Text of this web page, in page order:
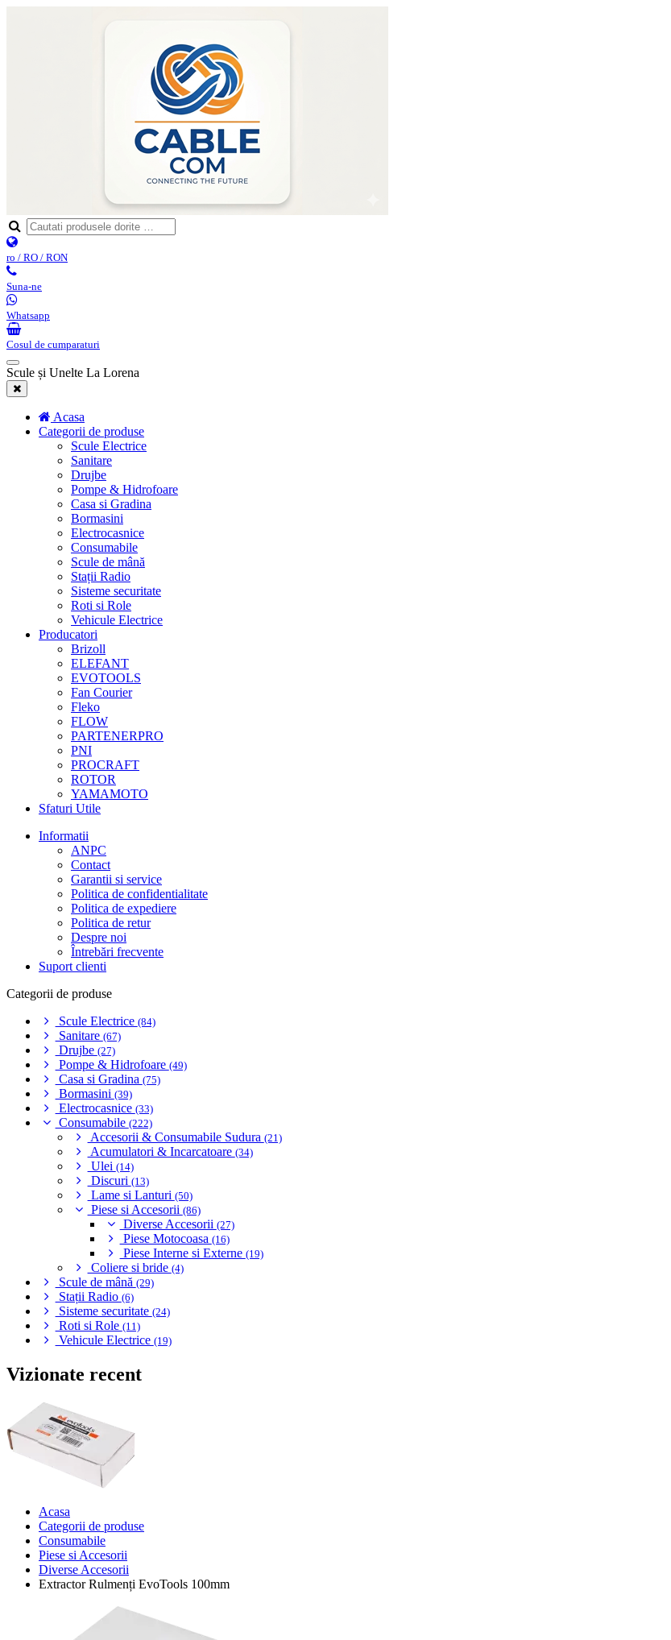
ro / RO / RON
Suna-ne
Whatsapp
Cosul de cumparaturi
Scule și Unelte La Lorena
Acasa
Categorii de produse
Scule Electrice
Sanitare
Drujbe
Pompe & Hidrofoare
Casa si Gradina
Bormasini
Electrocasnice
Consumabile
Scule de mână
Stații Radio
Sisteme securitate
Roti si Role
Vehicule Electrice
Producatori
Brizoll
ELEFANT
EVOTOOLS
Fan Courier
Fleko
FLOW
PARTENERPRO
PNI
PROCRAFT
ROTOR
YAMAMOTO
Sfaturi Utile
Informatii
ANPC
Contact
Garantii si service
Politica de confidentialitate
Politica de expediere
Politica de retur
Despre noi
Întrebări frecvente
Suport clienti
Categorii de produse
Scule Electrice (84)
Sanitare (67)
Drujbe (27)
Pompe & Hidrofoare (49)
Casa si Gradina (75)
Bormasini (39)
Electrocasnice (33)
Consumabile (222)
Accesorii & Consumabile Sudura (21)
Acumulatori & Incarcatoare (34)
Ulei (14)
Discuri (13)
Lame si Lanturi (50)
Piese si Accesorii (86)
Diverse Accesorii (27)
Piese Motocoasa (16)
Piese Interne si Externe (19)
Coliere si bride (4)
Scule de mână (29)
Stații Radio (6)
Sisteme securitate (24)
Roti si Role (11)
Vehicule Electrice (19)
Vizionate recent
Acasa
Categorii de produse
Consumabile
Piese si Accesorii
Diverse Accesorii
Extractor Rulmenți EvoTools 100mm